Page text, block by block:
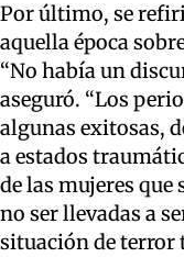
Por último, se
aquella época
“No había un
aseguró. “Los
algunas exitosas,
a estados
de las mujeres que
no ser llevadas a
situación de terror